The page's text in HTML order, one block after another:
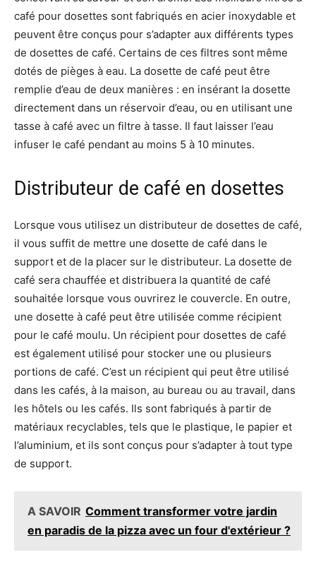
café pour dosettes sont fabriqués en acier inoxydable et
peuvent être conçus pour s’adapter aux différents types
de dosettes de café. Certains de ces filtres sont même
dotés de pièges à eau. La dosette de café peut être
remplie d’eau de deux manières : en insérant la dosette
directement dans un réservoir d’eau, ou en utilisant une
tasse à café avec un filtre à tasse. Il faut laisser l’eau
infuser le café pendant au moins 5 à 10 minutes.
Distributeur de café en dosettes
Lorsque vous utilisez un distributeur de dosettes de café,
il vous suffit de mettre une dosette de café dans le
support et de la placer sur le distributeur. La dosette de
café sera chauffée et distribuera la quantité de café
souhaitée lorsque vous ouvrirez le couvercle. En outre,
une dosette à café peut être utilisée comme récipient
pour le café moulu. Un récipient pour dosettes de café
est également utilisé pour stocker une ou plusieurs
portions de café. C’est un récipient qui peut être utilisé
dans les cafés, à la maison, au bureau ou au travail, dans
les hôtels ou les cafés. Ils sont fabriqués à partir de
matériaux recyclables, tels que le plastique, le papier et
l’aluminium, et ils sont conçus pour s’adapter à tout type
de support.
A SAVOIR Comment transformer votre jardin
en paradis de la pizza avec un four d'extérieur ?